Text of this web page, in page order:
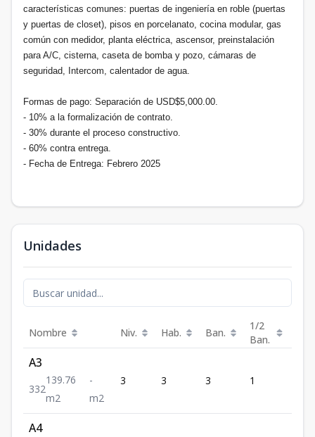
características comunes: puertas de ingeniería en roble (puertas
y puertas de closet), pisos en porcelanato, cocina modular, gas
común con medidor, planta eléctrica, ascensor, preinstalación
para A/C, cisterna, caseta de bomba y pozo, cámaras de
seguridad, Intercom, calentador de agua.
Formas de pago: Separación de USD$5,000.00.
- 10% a la formalización de contrato.
- 30% durante el proceso constructivo.
- 60% contra entrega.
- Fecha de Entrega: Febrero 2025
Unidades
Nombre Niv. Hab. Ban.
1/2
Ban.
A3
332
139.76
m2
-
m2
3 3 3 1
A4